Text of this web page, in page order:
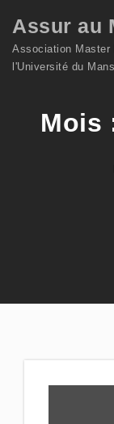
Assur au
Association Master
l'Université du Mans
Mois